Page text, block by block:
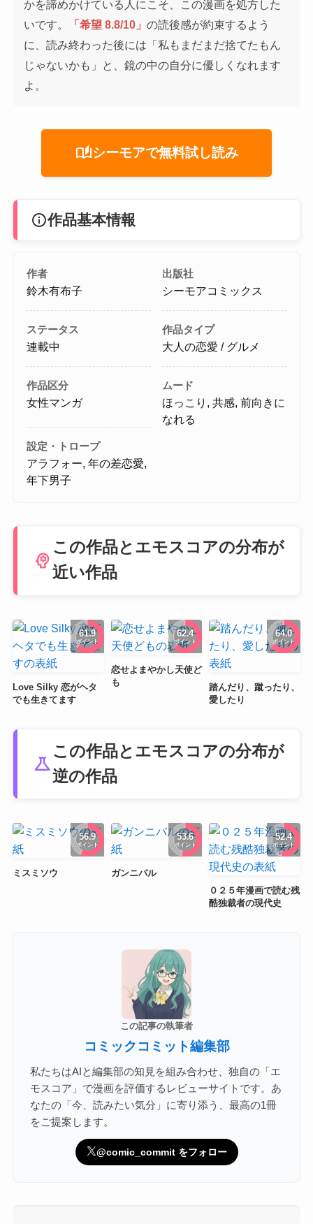
かを諦めかけている人にこそ、この漫画を処方した
いです。
「希望 8.8/10」の読後感が約束するよう
に、読み終わった後には「私もまだまだ捨てたもん
じゃないかも」と、鏡の中の自分に優しくなれます
よ。
auto_storiesシーモアで無料試し読み
info作品基本情報
作者
鈴木有布子
出版社
シーモアコミックス
ステータス
連載中
作品タイプ
大人の恋愛 / グルメ
作品区分
女性マンガ
ムード
ほっこり, 共感, 前向きに
なれる
設定・トロープ
アラフォー, 年の差恋愛,
年下男子
psychology
この作品とエモスコアの分布が
近い作品
61.9
ポイント
Love Silky 恋がヘタ
でも生きてます
62.4
ポイント
恋せよまやかし天使ど
も
64.0
ポイント
踏んだり、蹴ったり、
愛したり
science
この作品とエモスコアの分布が
逆の作品
56.9
ポイント
ミスミソウ
53.6
ポイント
ガンニバル
52.4
ポイント
０２５年漫画で読む残
酷独裁者の現代史
この記事の執筆者
コミックコミット編集部
私たちはAIと編集部の知見を組み合わせ、独自の「エ
モスコア」で漫画を評価するレビューサイトです。あ
なたの「今、読みたい気分」に寄り添う、最高の1冊
をご提案します。
@comic_commit をフォロー